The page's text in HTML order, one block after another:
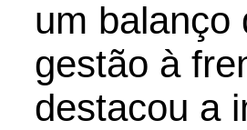
um balanço
gestão à
destacou a